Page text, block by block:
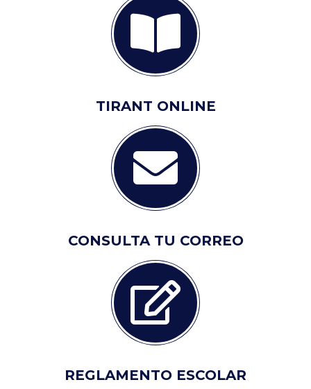
TIRANT ONLINE
CONSULTA TU CORREO
REGLAMENTO ESCOLAR